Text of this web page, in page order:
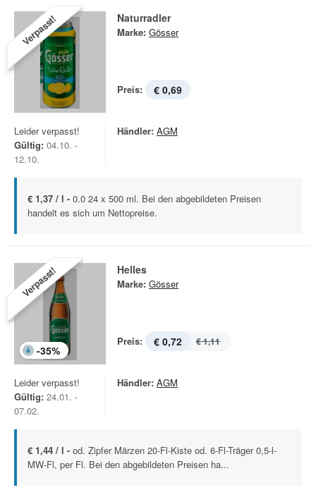
Verpasst! Naturradler
Marke: Gösser
Preis: € 0,69
Leider verpasst!
Gültig: 04.10. -
12.10.
Händler: AGM
€ 1,37 / l - 0.0 24 x 500 ml. Bei den abgebildeten Preisen
handelt es sich um Nettopreise.
Verpasst!
-35%
Helles
Marke: Gösser
Preis: € 0,72 € 1,11
Leider verpasst!
Gültig: 24.01. -
07.02.
Händler: AGM
€ 1,44 / l - od. Zipfer Märzen 20-Fl-Kiste od. 6-Fl-Träger 0,5-l-
MW-Fl, per Fl. Bei den abgebildeten Preisen ha...